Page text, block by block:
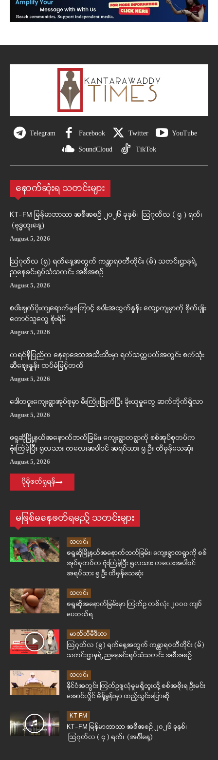
Telegram Facebook Twitter YouTube
SoundCloud TikTok
နောက်ဆုံးရ သတင်းများ
KT-FM မြန်မာဘာသာ အစီအစဉ် ၂၀၂၆ ခုနှစ်၊ ဩဂုတ်လ ( ၅ ) ရက်၊
(ဗုဒ္ဓဟူးနေ့)
August 5, 2026
ဩဂုတ်လ (၅) ရက်နေ့အတွက် ကန္တာရဝတီတိုင်း (မ်) သတင်းဌာနရဲ့
ညနေခင်းရုပ်သံသတင်း အစီအစဉ်
August 5, 2026
စပါးဖျက်ပိုးကျရောက်မှုကြောင့် စပါးအထွက်နှုန်း လျော့ကျမှာကို စိုက်ပျိုး
တောင်သူတွေ စိုးရိမ်
August 5, 2026
ကရင်နီပြည်က နေရာဒေသအသီးသီးမှာ ရက်သတ္တပတ်အတွင်း စက်သုံး
ဆီဈေးနှုန်း ထပ်မံမြင့်တက်
August 5, 2026
ဒေါတငူးကျေးရွာအုပ်စုမှာ မီးကြိုးဖြုတ်ပြီး ခိုးယူမှုတွေ ဆက်တိုက်ရှိလာ
August 5, 2026
ဖရူဆိုမြို့နယ်အနောက်ဘက်ခြမ်း၊ ကျေးရွာတရွာကို စစ်အုပ်စုတပ်က
ဗုံးကြဲခဲ့ပြီး ၅လသား ကလေးအပါဝင် အရပ်သား ၅ ဦး ထိမှန်သေဆုံး
August 5, 2026
ပိုမိုဖတ်ရှုရန်
မဖြစ်မနေဖတ်ရမည့် သတင်းများ
သတင်း
ဖရူဆိုမြို့နယ်အနောက်ဘက်ခြမ်း၊ ကျေးရွာတရွာကို စစ်
အုပ်စုတပ်က ဗုံးကြဲခဲ့ပြီး ၅လသား ကလေးအပါဝင်
အရပ်သား ၅ ဦး ထိမှန်သေဆုံး
သတင်း
ဖရူဆိုအနောက်ခြမ်းမှာ ကြက်ဥ တစ်လုံး ၂၀၀၀ ကျပ်
ပေးဝယ်ရ
မာလ်တီမီဒီယာ
ဩဂုတ်လ (၅) ရက်နေ့အတွက် ကန္တာရဝတီတိုင်း (မ်)
သတင်းဌာနရဲ့ ညနေခင်းရုပ်သံသတင်း အစီအစဉ်
သတင်း
နိုင်ငံအတွင်း ကြက်ဥဖူလုံမှုမရှိဘူးလို့ စစ်အစိုးရ ဦးမင်း
အောင်လှိုင် မိန့်ခွန်းမှာ ထည့်သွင်းပြောဆို
KT FM
KT-FM မြန်မာဘာသာ အစီအစဉ် ၂၀၂၆ ခုနှစ်၊
ဩဂုတ်လ ( ၄ ) ရက်၊ (အင်္ဂါနေ့)